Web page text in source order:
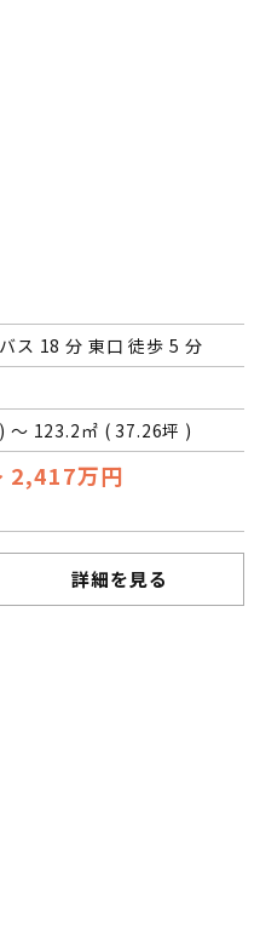
ス 18 分 東口 徒歩 5 分
～ 123.2㎡ ( 37.26坪 )
2,417万円
詳細を見る